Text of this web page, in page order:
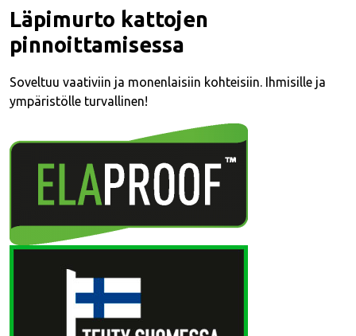
Läpimurto kattojen
pinnoittamisessa
Soveltuu vaativiin ja monenlaisiin kohteisiin. Ihmisille ja
ympäristölle turvallinen!